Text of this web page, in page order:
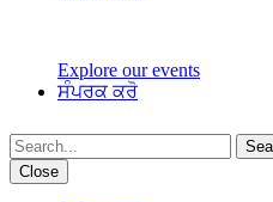
Explore our events
ਸੰਪਰਕ ਕਰੋ
Close